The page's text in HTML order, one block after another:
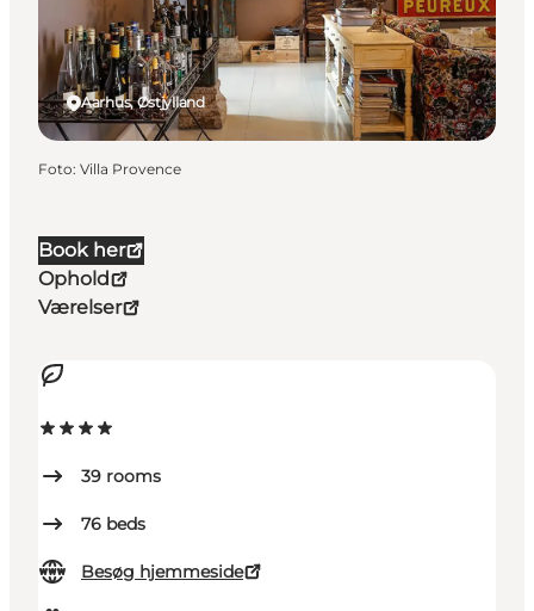
Book her
Ophold
Værelser
39 rooms
76 beds
Besøg hjemmeside
Aarhus, Østjylland
Foto: Villa Provence